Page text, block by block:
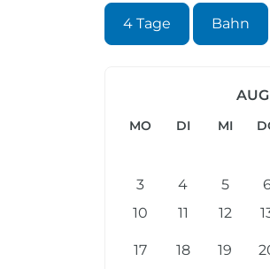
4 Tage Bahn
MO DI MI
3
4 5
10
11 12
17 18 19